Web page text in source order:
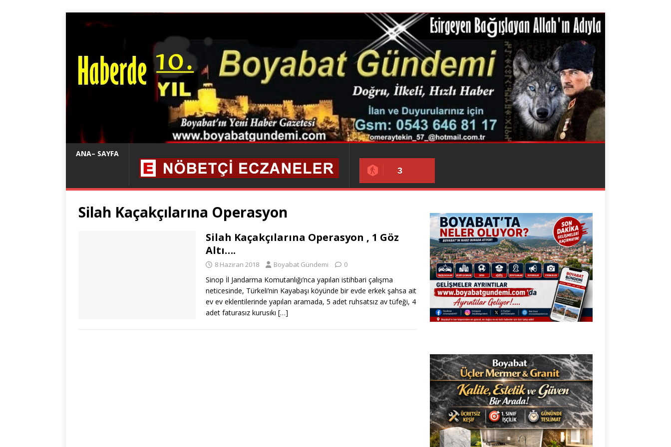
ANA– SAYFA
3
Silah Kaçakçılarına Operasyon
Silah Kaçakçılarına Operasyon , 1 Göz
Altı….
8 Haziran 2018 Boyabat Gündemi 0
Sinop İl Jandarma Komutanlığı’nca yapılan istihbari çalışma
neticesinde, Türkeli’nin Kayabaşı köyünde bir evde erkek şahsa ait
ev ev eklentilerinde yapılan aramada, 5 adet ruhsatsız av tüfeği, 4
adet faturasız kurusıkı […]